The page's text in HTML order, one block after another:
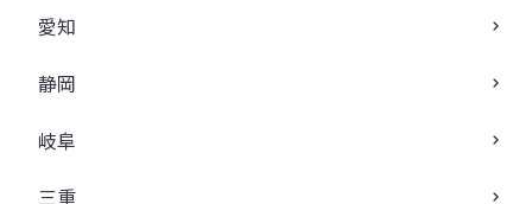
愛知
静岡
岐阜
三重